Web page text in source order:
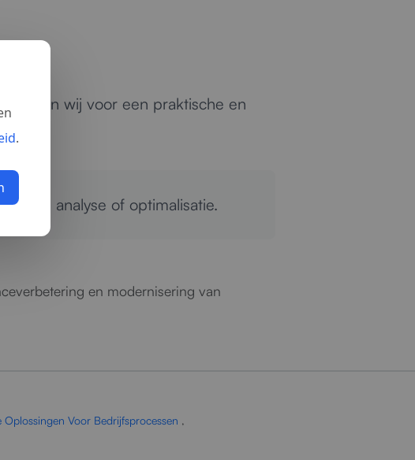
zorgen wij voor een praktische en
analyse of optimalisatie.
en modernisering van
Oplossingen Voor Bedrijfsprocessen ,
.